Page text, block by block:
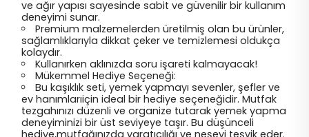
ve ağır yapısı sayesinde sabit ve güvenilir bir kullanım
deneyimi sunar.
Premium malzemelerden üretilmiş olan bu ürünler,
sağlamlıklarıyla dikkat çeker ve temizlemesi oldukça
kolaydır.
Kullanırken aklınızda soru işareti kalmayacak!
Mükemmel Hediye Seçeneği:
Bu kaşıklık seti, yemek yapmayı sevenler, şefler ve
ev hanımlarıiçin ideal bir hediye seçeneğidir. Mutfak
tezgahınızı düzenli ve organize tutarak yemek yapma
deneyiminizi bir üst seviyeye taşır. Bu düşünceli